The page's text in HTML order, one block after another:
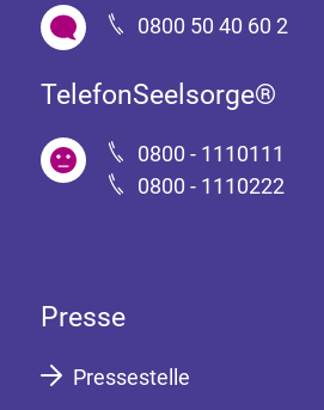
0800 50 40 60 2
TelefonSeelsorge®
0800 - 1110111
0800 - 1110222
Presse
Pressestelle